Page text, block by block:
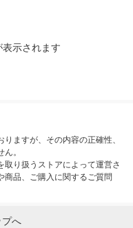
示されます
ますが、その内容の正確性、
。
り扱うストアによって運営さ
商品、ご購入に関するご質問
へ